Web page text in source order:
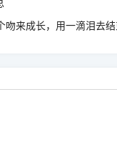
来成长，用一滴泪去结